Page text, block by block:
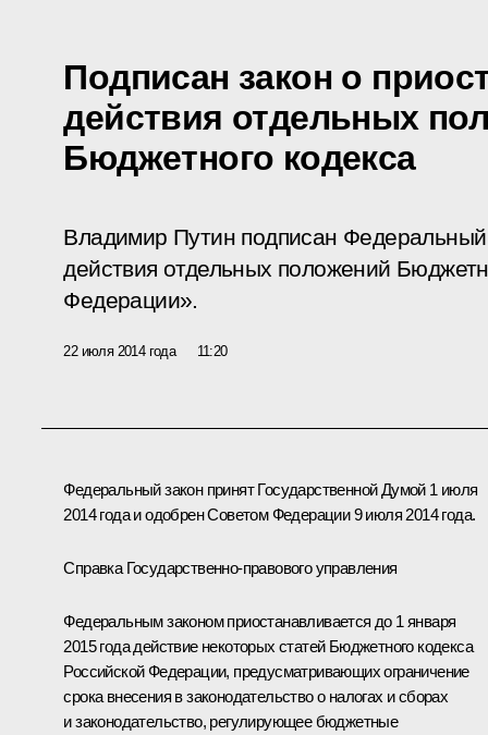
Подписан закон о
действия отдельных
Бюджетного кодекса
Владимир Путин подписан
действия отдельных положений
Федерации».
22 июля 2014 года 11:20
Федеральный закон принят Государственной Думой 1 июля
2014 года и одобрен Советом Федерации 9 июля 2014 года.
Справка Государственно-правового управления
Федеральным законом приостанавливается до 1 января
2015 года действие некоторых статей Бюджетного кодекса
Российской Федерации, предусматривающих ограничение
срока внесения в законодательство о налогах и сборах
и законодательство, регулирующее бюджетные